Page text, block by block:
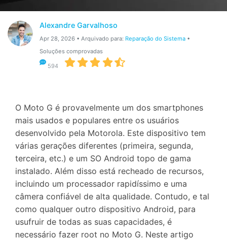
Ver Todos Os Aplicativos
Centro de Ajuda
Gerenciador de dados
Reparar Celular
Proteção do celular
Alexandre Garvalhoso
Apr 28, 2026 • Arquivado para: Reparação do Sistema•
Soluções comprovadas
594
O Moto G é provavelmente um dos smartphones
mais usados e populares entre os usuários
desenvolvido pela Motorola. Este dispositivo tem
várias gerações diferentes (primeira, segunda,
terceira, etc.) e um SO Android topo de gama
instalado. Além disso está recheado de recursos,
incluindo um processador rapidíssimo e uma
câmera confiável de alta qualidade. Contudo, e tal
como qualquer outro dispositivo Android, para
usufruir de todas as suas capacidades, é
necessário fazer root no Moto G. Neste artigo